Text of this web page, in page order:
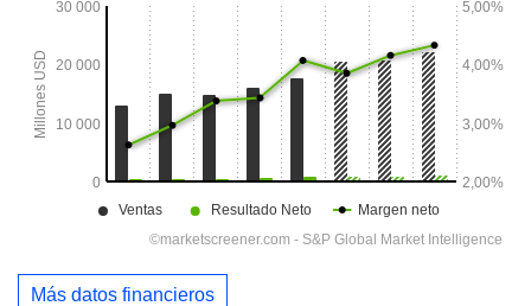
Más datos financieros